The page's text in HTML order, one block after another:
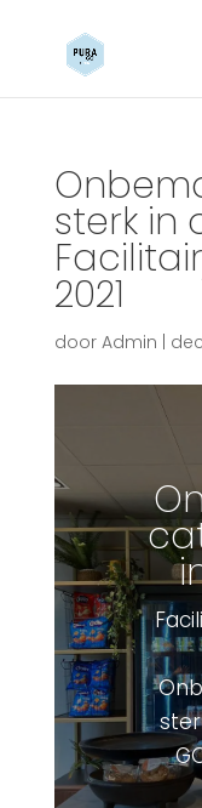
sterk in
2021
door Admin